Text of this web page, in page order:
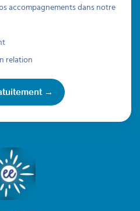
accompagnements dans notre
relation
→